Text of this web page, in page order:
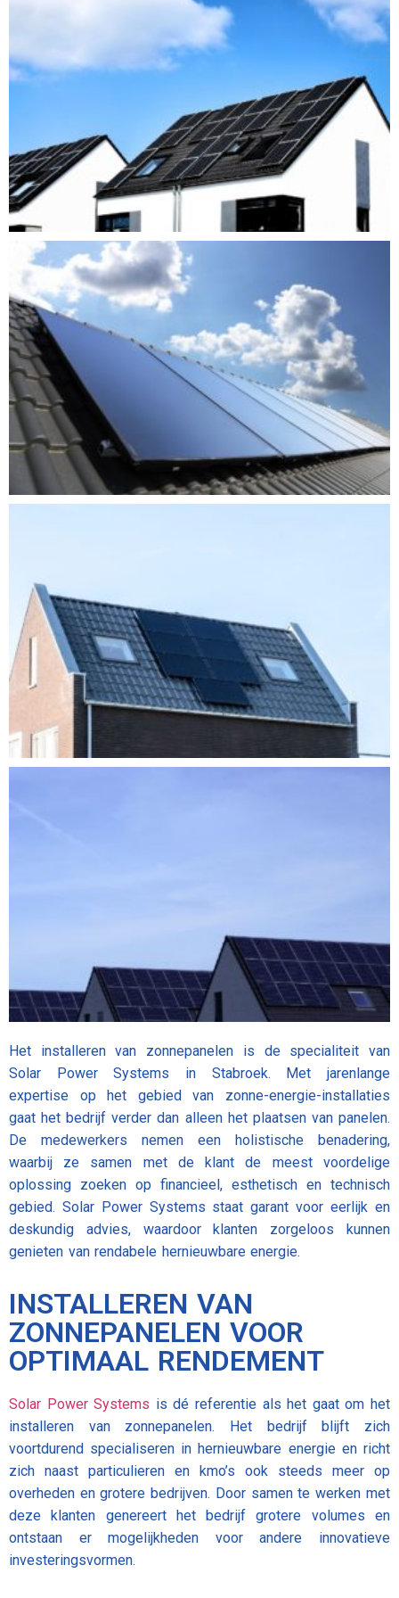
Het installeren van zonnepanelen is de specialiteit van
Solar Power Systems in Stabroek. Met jarenlange
expertise op het gebied van zonne-energie-installaties
gaat het bedrijf verder dan alleen het plaatsen van panelen.
De medewerkers nemen een holistische benadering,
waarbij ze samen met de klant de meest voordelige
oplossing zoeken op financieel, esthetisch en technisch
gebied. Solar Power Systems staat garant voor eerlijk en
deskundig advies, waardoor klanten zorgeloos kunnen
genieten van rendabele hernieuwbare energie.
INSTALLEREN VAN
ZONNEPANELEN VOOR
OPTIMAAL RENDEMENT
Solar Power Systems is dé referentie als het gaat om het
installeren van zonnepanelen. Het bedrijf blijft zich
voortdurend specialiseren in hernieuwbare energie en richt
zich naast particulieren en kmo’s ook steeds meer op
overheden en grotere bedrijven. Door samen te werken met
deze klanten genereert het bedrijf grotere volumes en
ontstaan er mogelijkheden voor andere innovatieve
investeringsvormen.